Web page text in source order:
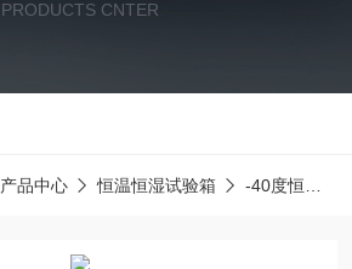
PRODUCTS CNTER
产品中心 恒温恒湿试验箱 -40度恒温恒湿试验箱